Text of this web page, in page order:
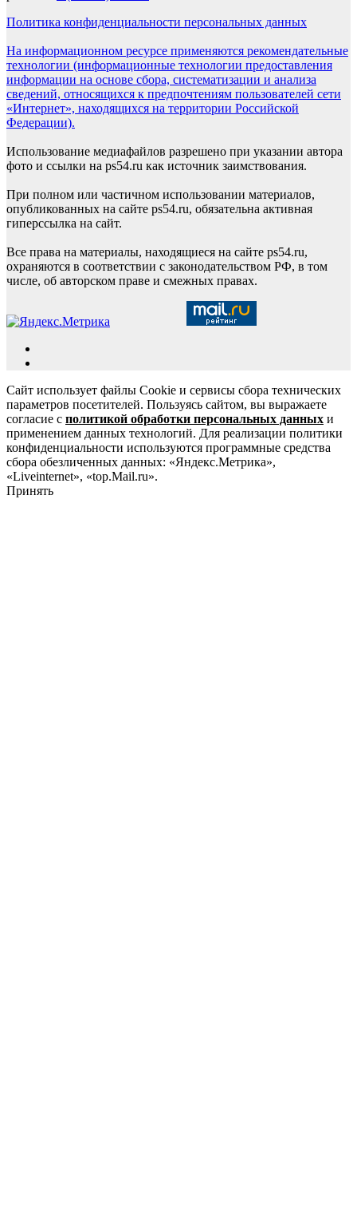
Политика конфиденциальности персональных данных
На информационном ресурсе применяются рекомендательные
технологии (информационные технологии предоставления
информации на основе сбора, систематизации и анализа
сведений, относящихся к предпочтениям пользователей сети
«Интернет», находящихся на территории Российской
Федерации).
Использование медиафайлов разрешено при указании автора
фото и ссылки на ps54.ru как источник заимствования.
При полном или частичном использовании материалов,
опубликованных на сайте ps54.ru, обязательна активная
гиперссылка на сайт.
Все права на материалы, находящиеся на сайте ps54.ru,
охраняются в соответствии с законодательством РФ, в том
числе, об авторском праве и смежных правах.
Сайт использует файлы Cookie и сервисы сбора технических
параметров посетителей. Пользуясь сайтом, вы выражаете
согласие с политикой обработки персональных данных и
применением данных технологий. Для реализации политики
конфиденциальности используются программные средства
сбора обезличенных данных: «Яндекс.Метрика»,
«Liveinternet», «top.Mail.ru».
Принять